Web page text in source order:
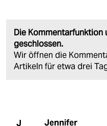
Die
geschlossen.
Wir öffnen die
Artikeln für etwa drei
J Jennifer